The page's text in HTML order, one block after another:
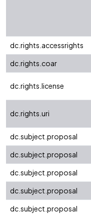
dc.rights.accessrights
dc.rights.coar
dc.rights.license
dc.rights.uri
dc.subject.proposal
dc.subject.proposal
dc.subject.proposal
dc.subject.proposal
dc.subject.proposal